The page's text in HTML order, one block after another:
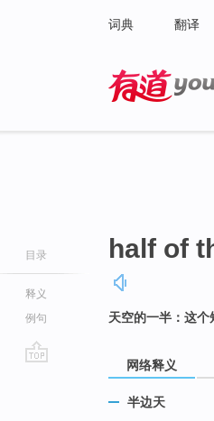
词典 翻译
目录
释义
例句
half of
天空的一半：这
网络释义
半边天